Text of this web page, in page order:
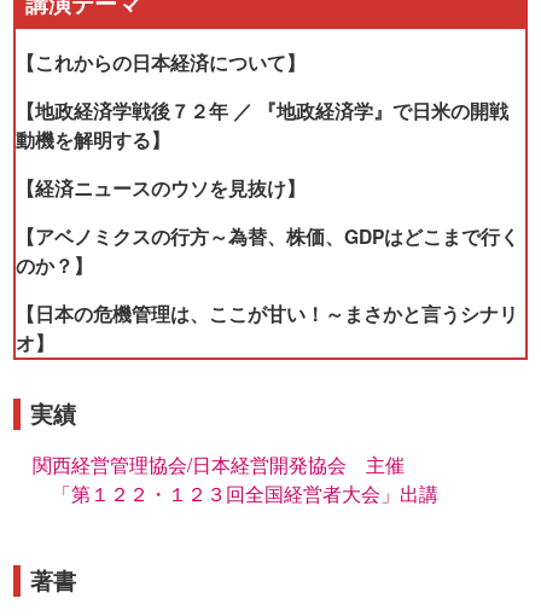
【これからの日本経済について】
【地政経済学戦後７２年 ／ 『地政経済学』で日米の開戦
動機を解明する】
【経済ニュースのウソを見抜け】
【アベノミクスの行方～為替、株価、GDPはどこまで行く
のか？】
【日本の危機管理は、ここが甘い！～まさかと言うシナリ
オ】
実績
関西経営管理協会/日本経営開発協会 主催
「第１２２・１２３回全国経営者大会」出講
著書